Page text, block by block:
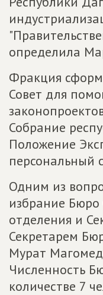
определила
Фракция
Совет для
Собрание
Положение
персональный
Одним из
избрание Бюро
отделения и
Секретарем
Мурат
Численность
количестве 7